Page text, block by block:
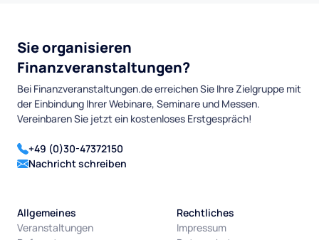
Sie organisieren
Finanzveranstaltungen?
Bei Finanzveranstaltungen.de erreichen Sie Ihre Zielgruppe mit
der Einbindung Ihrer Webinare, Seminare und Messen.
Vereinbaren Sie jetzt ein kostenloses Erstgespräch!
+49 (0)30-47372150
Nachricht schreiben
Allgemeines
Veranstaltungen
Rechtliches
Impressum